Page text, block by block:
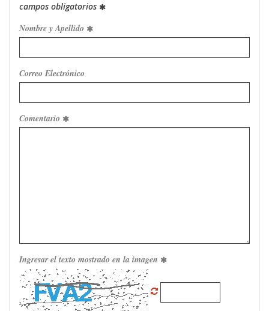
campos obligatorios
Nombre y Apellido
Correo Electrónico
Comentario
Ingresar el texto mostrado en la imagen